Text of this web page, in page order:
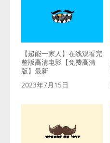
【超能一家人】在线观看完
整版高清电影【免费高清
版】最新
2023年7月15日